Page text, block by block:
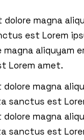
magna
est Lorem
aliquyam
Lorem amet.
magna
sanctus est
magna
sanctus est